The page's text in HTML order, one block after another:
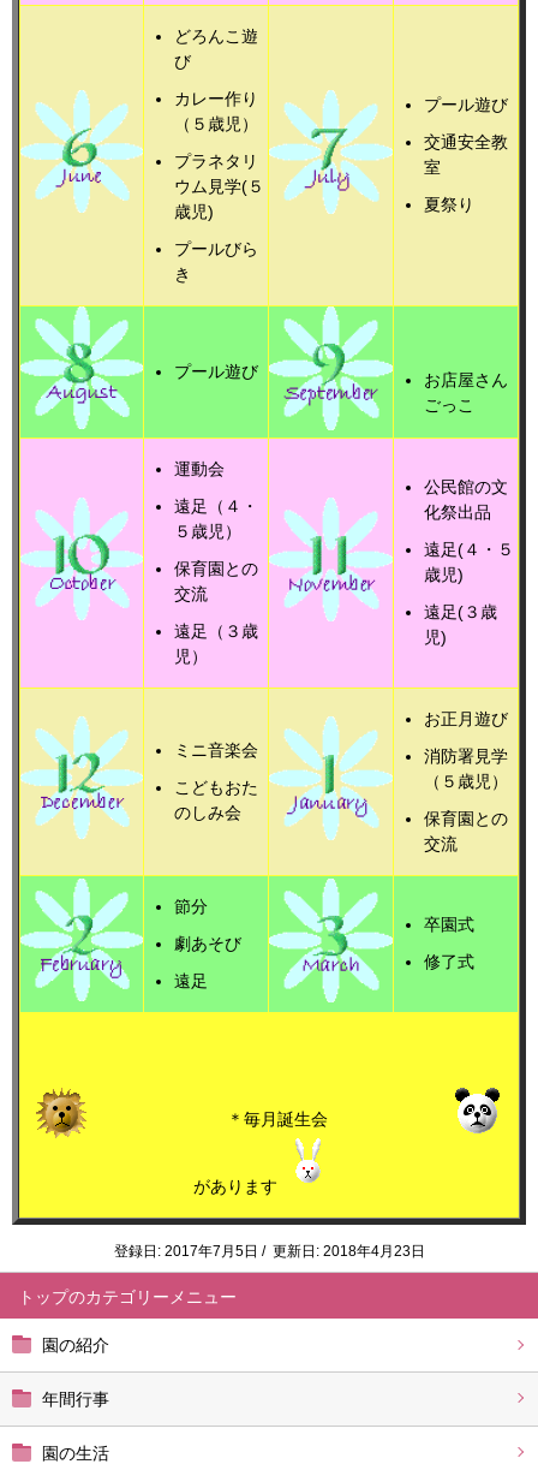
トップ
園の紹介
年間行事
園の生活
どろんこ遊
び
カレー作り
（５歳児）
プラネタリ
ウム見学(５
歳児)
プールびら
き
プール遊び
交通安全教
室
夏祭り
プール遊び
お店屋さん
ごっこ
運動会
遠足（４・
５歳児）
保育園との
交流
遠足（３歳
児）
公民館の文
化祭出品
遠足(４・５
歳児)
遠足(３歳
児)
ミニ音楽会
こどもおた
のしみ会
お正月遊び
消防署見学
（５歳児）
保育園との
交流
節分
劇あそび
遠足
卒園式
修了式
＊毎月誕生会
があります
登録日: 2017年7月5日 / 更新日: 2018年4月23日